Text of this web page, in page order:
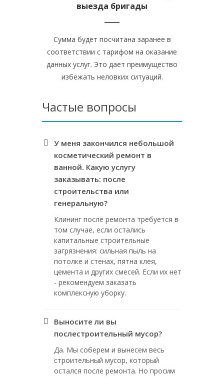
выезда бригады
Сумма будет посчитана заранее в
соответствии с тарифом на оказание
данных услуг. Это дает преимущество
избежать неловких ситуаций.
Частые вопросы
У меня закончился небольшой
косметический ремонт в
ванной. Какую услугу
заказывать: после
строительства или
генеральную?
Клининг после ремонта требуется в
том случае, если остались
капитальные строительные
загрязнения: сильная пыль на
потолке и стенах, пятна клея,
цемента и других смесей. Если их нет
- рекомендуем заказать
комплексную уборку.
Выносите ли вы
послестроительный мусор?
Да. Мы соберем и вынесем весь
строительный мусор, который
остался после ремонта. Но просим